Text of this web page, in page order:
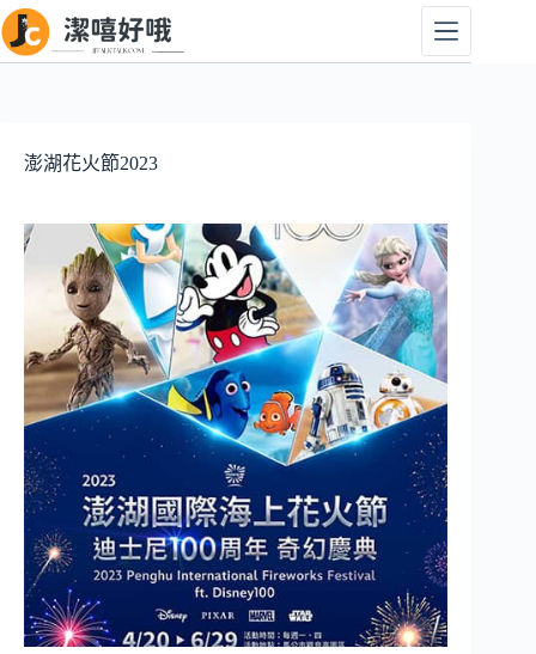
跳
至
澎湖花火節2023